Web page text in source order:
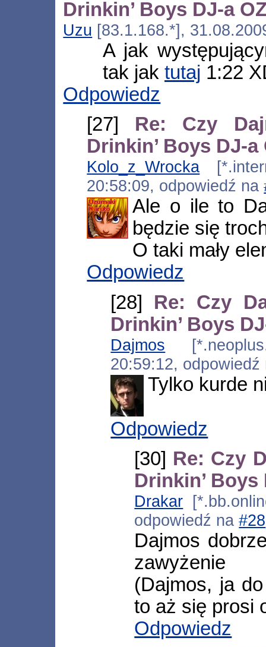
Drinkin’ Boys DJ-a
Uzu [83.1.168.*],
A jak
tak jak tutaj 1:22
Odpowiedz
[27] Re: Czy
Drinkin’ Boys DJ-a
Kolo_z_Wrocka
20:58:09, odpowiedź na
Ale o ile to
będzie się
O taki mały
Odpowiedz
[28] Re: Czy
Drinkin’ Boys
Dajmos
20:59:12,
Tylko kurde
Odpowiedz
[30] Re: Czy
Drinkin’ Boys
Drakar
odpowiedź na#28
Dajmos
zawyżenie
(Dajmos, ja
to aż się prosi
Odpowiedz